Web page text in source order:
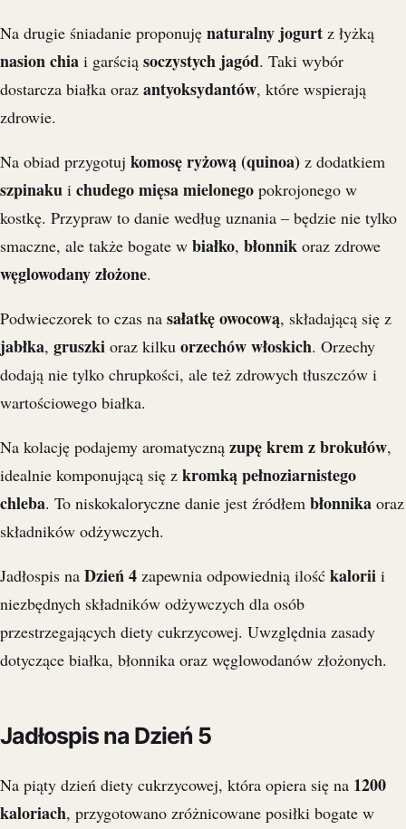
Na drugie śniadanie proponuję naturalny jogurt z łyżką
nasion chia i garścią soczystych jagód. Taki wybór
dostarcza białka oraz antyoksydantów, które wspierają
zdrowie.
Na obiad przygotuj komosę ryżową (quinoa) z dodatkiem
szpinaku i chudego mięsa mielonego pokrojonego w
kostkę. Przypraw to danie według uznania – będzie nie tylko
smaczne, ale także bogate w białko, błonnik oraz zdrowe
węglowodany złożone.
Podwieczorek to czas na sałatkę owocową, składającą się z
jabłka, gruszki oraz kilku orzechów włoskich. Orzechy
dodają nie tylko chrupkości, ale też zdrowych tłuszczów i
wartościowego białka.
Na kolację podajemy aromatyczną zupę krem z brokułów,
idealnie komponującą się z kromką pełnoziarnistego
chleba. To niskokaloryczne danie jest źródłem błonnika oraz
składników odżywczych.
Jadłospis na Dzień 4 zapewnia odpowiednią ilość kalorii i
niezbędnych składników odżywczych dla osób
przestrzegających diety cukrzycowej. Uwzględnia zasady
dotyczące białka, błonnika oraz węglowodanów złożonych.
Jadłospis na Dzień 5
Na piąty dzień diety cukrzycowej, która opiera się na 1200
kaloriach, przygotowano zróżnicowane posiłki bogate w